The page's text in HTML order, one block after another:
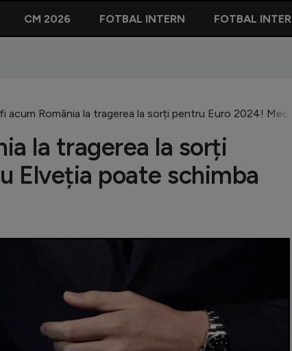
CM 2026 FOTBAL INTERN FOTBAL
acum România la tragerea la sorți pentru Euro 2024!
la tragerea la sorți
Elveția poate schimba